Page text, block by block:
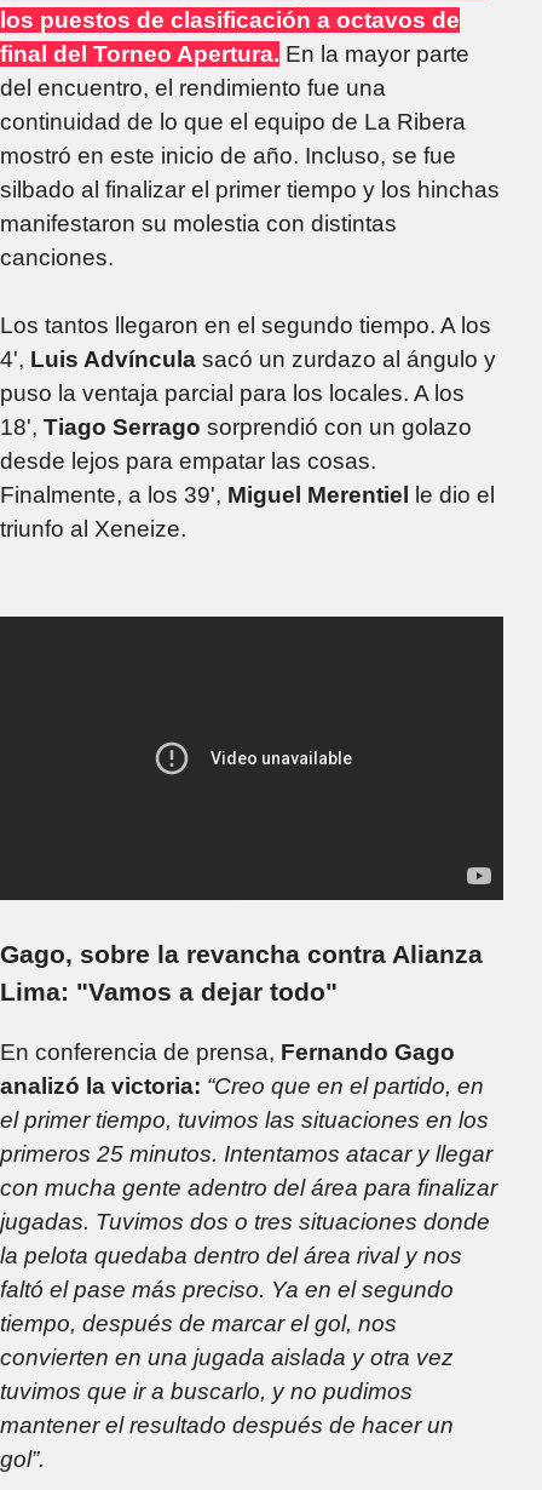
los puestos de clasificación a octavos de
final del Torneo Apertura. En la mayor parte
del encuentro, el rendimiento fue una
continuidad de lo que el equipo de La Ribera
mostró en este inicio de año. Incluso, se fue
silbado al finalizar el primer tiempo y los hinchas
manifestaron su molestia con distintas
canciones.
Los tantos llegaron en el segundo tiempo. A los
4', Luis Advíncula sacó un zurdazo al ángulo y
puso la ventaja parcial para los locales. A los
18', Tiago Serrago sorprendió con un golazo
desde lejos para empatar las cosas.
Finalmente, a los 39', Miguel Merentiel
le dio el
triunfo al Xeneize.
Gago, sobre la revancha contra Alianza
Lima: "Vamos a dejar todo"
En conferencia de prensa, Fernando Gago
analizó la victoria: “Creo que en el partido, en
el primer tiempo, tuvimos las situaciones en los
primeros 25 minutos. Intentamos atacar y llegar
con mucha gente adentro del área para finalizar
jugadas. Tuvimos dos o tres situaciones donde
la pelota quedaba dentro del área rival y nos
faltó el pase más preciso. Ya en el segundo
tiempo, después de marcar el gol, nos
convierten en una jugada aislada y otra vez
tuvimos que ir a buscarlo, y no pudimos
mantener el resultado después de hacer un
gol”.